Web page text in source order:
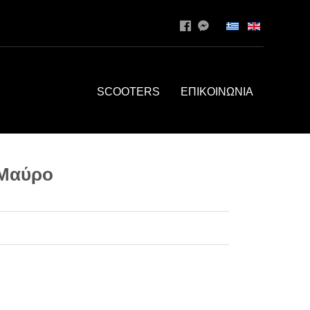
SCOOTERS ΕΠΙΚΟΙΝΩΝΙΑ